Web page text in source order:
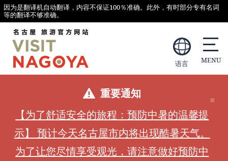
因为是翻译机自动翻译，内容不保证100％准确。此外，有时部分专有名词
等的翻译不够准确。
语言
重要通知
【为了舒适安全的旅程：预防中暑的温馨提
示】 预计今天名古屋市内将出现酷暑天气。
为了让您尽情享受观光，请注意做好预防中